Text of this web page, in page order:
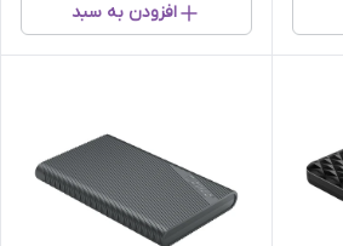
افزودن به سبد